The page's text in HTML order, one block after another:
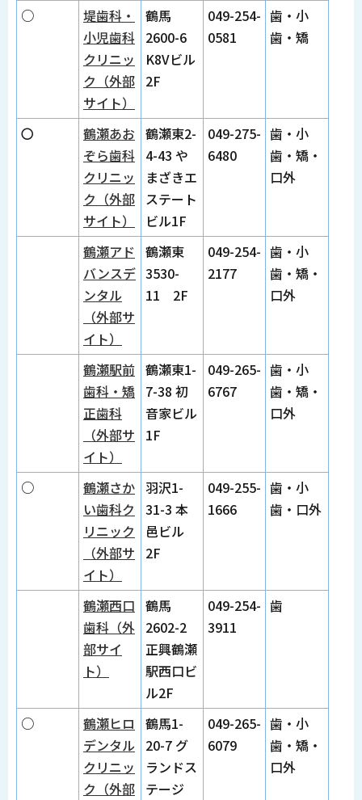
○
堤歯科・
小児歯科
クリニッ
ク（外部
サイト）
鶴馬
2600-6
K8Vビル
2F
049-254-
0581
歯・小
歯・矯
〇
鶴瀬あお
ぞら歯科
クリニッ
ク（外部
サイト）
鶴瀬東2-
4-43 や
まざきエ
ステート
ビル1F
049-275-
6480
歯・小
歯・矯・
口外
鶴瀬アド
バンスデ
ンタル
（外部サ
イト）
鶴瀬東
3530-
11 2F
049-254-
2177
歯・小
歯・矯・
口外
鶴瀬駅前
歯科・矯
正歯科
（外部サ
イト）
鶴瀬東1-
7-38 初
音家ビル
1F
049-265-
6767
歯・小
歯・矯・
口外
○
鶴瀬さか
い歯科ク
リニック
（外部サ
イト）
羽沢1-
31-3 本
邑ビル
2F
049-255-
1666
歯・小
歯・口外
鶴瀬西口
歯科（外
部サイ
ト）
鶴馬
2602-2
正興鶴瀬
駅西口ビ
ル2F
049-254-
3911
歯
○
鶴瀬ヒロ
デンタル
クリニッ
ク（外部
鶴馬1-
20-7 グ
ランドス
テージ
049-265-
6079
歯・小
歯・矯・
口外